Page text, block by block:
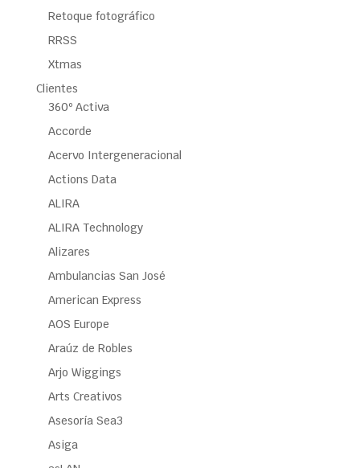
Retoque fotográfico
RRSS
Xtmas
Clientes
360º Activa
Accorde
Acervo Intergeneracional
Actions Data
ALIRA
ALIRA Technology
Alizares
Ambulancias San José
American Express
AOS Europe
Araúz de Robles
Arjo Wiggings
Arts Creativos
Asesoría Sea3
Asiga